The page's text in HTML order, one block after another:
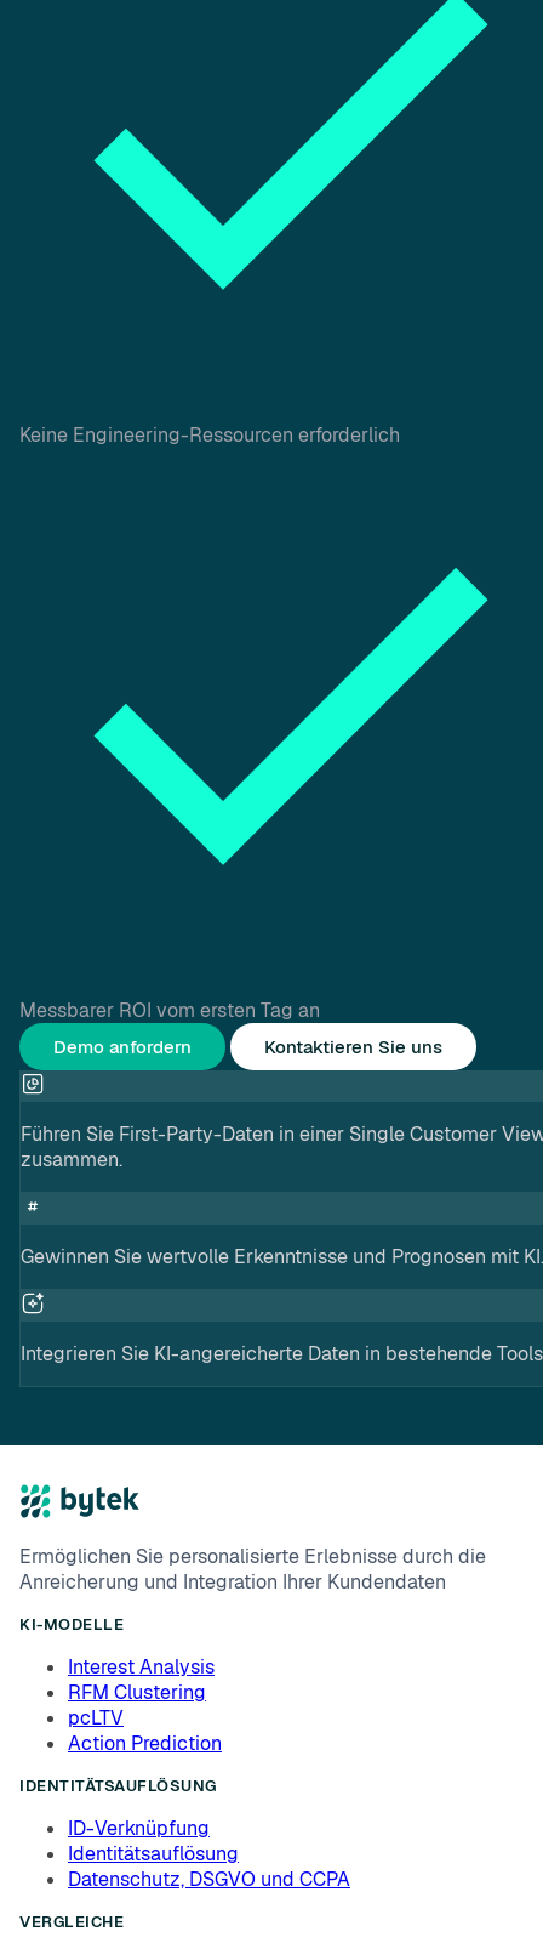
Keine Engineering-Ressourcen erforderlich
Messbarer ROI vom ersten Tag an
Demo anfordern Kontaktieren Sie uns
Führen Sie First-Party-Daten in einer Single Customer
zusammen.
Gewinnen Sie wertvolle Erkenntnisse und Prognosen mit KI.
Integrieren Sie KI-angereicherte Daten in bestehende
Ermöglichen Sie personalisierte Erlebnisse durch die
Anreicherung und Integration Ihrer Kundendaten
KI-MODELLE
Interest Analysis
RFM Clustering
pcLTV
Action Prediction
IDENTITÄTSAUFLÖSUNG
ID-Verknüpfung
Identitätsauflösung
Datenschutz, DSGVO und CCPA
VERGLEICHE